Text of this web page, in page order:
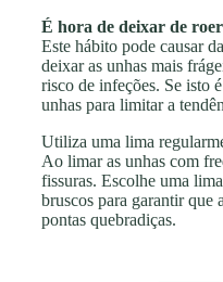
É hora de deixar de
Este hábito pode causar
deixar as unhas mais
risco de infeções. Se isto
unhas para limitar a
Utiliza uma lima
Ao limar as unhas com
fissuras. Escolhe uma
bruscos para garantir que
pontas quebradiças.